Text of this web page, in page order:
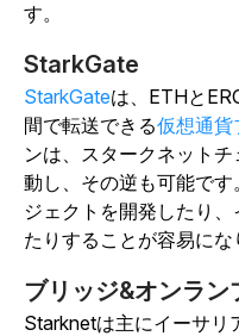
す。
StarkGate
StarkGateは、ETHと
間で転送できる仮想通貨
ンは、スタークネット
動し、その逆も可能で
ジェクトを開発したり
たりすることが容易にな
ブリッジ&オンラン
Starknetは主にイーサリ